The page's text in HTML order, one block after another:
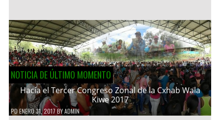
NOTICIA DE ÚLTIMO MOMENTO
Hacía el Tercer Congreso Zonal de la Cxhab Wala
Kiwe 2017
PDENERO 31, 2017 BYADMIN